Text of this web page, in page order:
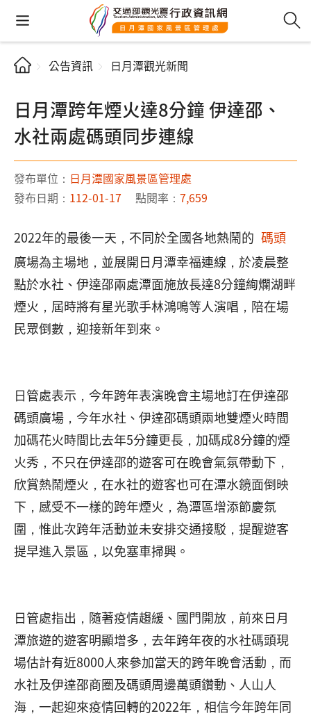
公告資訊 日月潭觀光新聞
日月潭跨年煙火達8分鐘 伊達邵、
水社兩處碼頭同步連線
發布單位： 日月潭國家風景區管理處
發布日期： 112-01-17 點閱率： 7,659
2022年的最後一天，不同於全國各地熱鬧的 碼頭
廣場為主場地，並展開日月潭幸福連線，於凌晨整
點於水社、伊達邵兩處潭面施放長達8分鐘絢爛湖畔
煙火，屆時將有星光歌手林鴻鳴等人演唱，陪在場
民眾倒數，迎接新年到來。
日管處表示，今年跨年表演晚會主場地訂在伊達邵
碼頭廣場，今年水社、伊達邵碼頭兩地雙煙火時間
加碼花火時間比去年5分鐘更長，加碼成8分鐘的煙
火秀，不只在伊達邵的遊客可在晚會氣氛帶動下，
欣賞熱鬧煙火，在水社的遊客也可在潭水鏡面倒映
下，感受不一樣的跨年煙火，為潭區增添節慶氛
圍，惟此次跨年活動並未安排交通接駁，提醒遊客
提早進入景區，以免塞車掃興。
日管處指出，隨著疫情趨緩、國門開放，前來日月
潭旅遊的遊客明顯增多，去年跨年夜的水社碼頭現
場估計有近8000人來參加當天的跨年晚會活動，而
水社及伊達邵商圈及碼頭周邊萬頭鑽動、人山人
海，一起迎來疫情回轉的2022年，相信今年跨年同